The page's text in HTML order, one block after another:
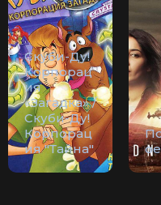
Скуби-Ду!
Корпорац
ия
«Загадка» /
Скуби-Ду!
Корпорац
ия "Тайна"